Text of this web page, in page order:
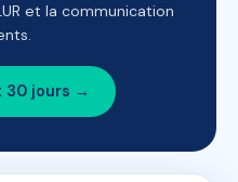
et la communication
30 jours →